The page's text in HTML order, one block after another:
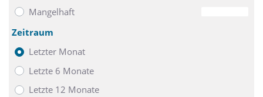
- Bushaltestelle "Graumannsweg" direkt vor dem Hotel
Taxi in 20 Minuten erreichbar
Mangelhaft
Zeitraum
Letzter Monat
Letzte 6 Monate
Letzte 12 Monate